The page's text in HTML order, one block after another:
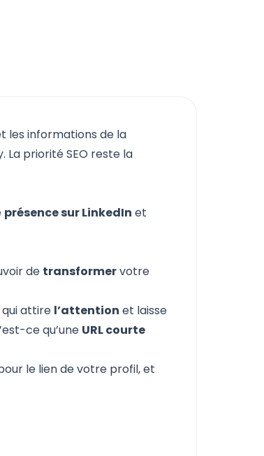
les informations de la
priorité SEO reste la
présence sur LinkedIn et
de transformervotre
attire l’attention et laisse
ce qu’une URL courte
le lien de votre profil, et